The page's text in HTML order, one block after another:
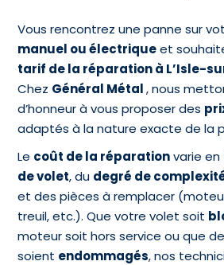
Vous rencontrez une panne sur
manuel ou électriqueet
tarif de la réparation à L’Isle-
Chez Général Métal, nous
d’honneur à vous proposer des
adaptés à la nature exacte de la
Le coût de la réparationvarie
de volet, du degré de
et des pièces à remplacer
treuil, etc.). Que votre volet soit
moteur soit hors service ou que
soient endommagés, nos